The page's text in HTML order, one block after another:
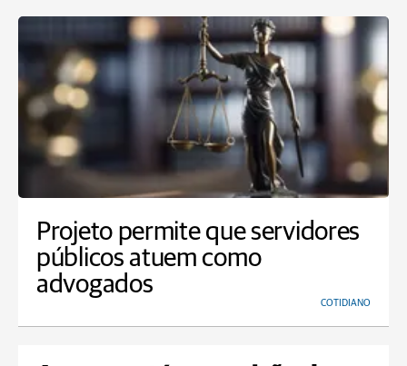
Projeto permite que servidores
públicos atuem como
advogados
COTIDIANO